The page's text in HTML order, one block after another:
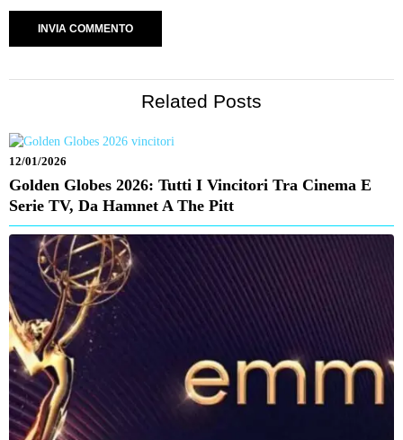
Related Posts
12/01/2026
Golden Globes 2026: Tutti I Vincitori Tra Cinema E
Serie TV, Da Hamnet A The Pitt